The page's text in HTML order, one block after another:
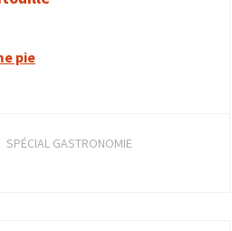
pie
SPÉCIAL GASTRONOMIE